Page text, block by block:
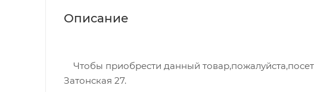
Описание
Чтобы приобрести данный
Затонская 27.